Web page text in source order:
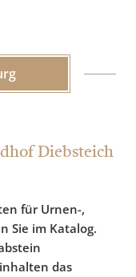
Diebsteich
für Urnen-,
Sie im Katalog.
das